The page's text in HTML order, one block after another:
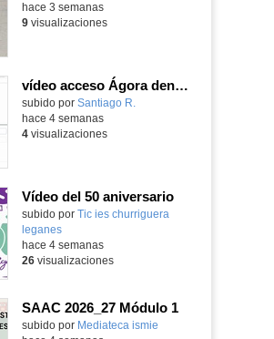
hace 3 semanas
9visualizaciones
vídeo acceso Ágora dentro entorno escuela
Contenido educativo.
subido por Santiago R.
hace 4 semanas
4visualizaciones
Vídeo del 50 aniversario
subido por Tic ies churriguera
leganes-
hace 4 semanas
26visualizaciones
SAAC 2026_27 Módulo 1
subido por Mediateca ismie